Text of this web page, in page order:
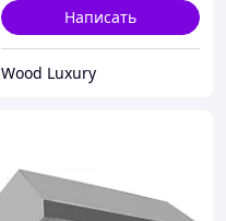
Написать
Wood Luxury